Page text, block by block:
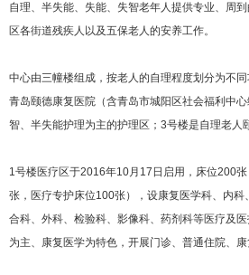
自理、半失能、失能、失智老年人提供专业、周
区各街道残疾人以及五保老人的安养工作。
中心由三幢楼组成，按老人的自理程度划分为不
青岛颐德康复医院（含青岛市城阳区社会福利中
智、半失能护理为主的护理区；3号楼是自理老人
1号楼医疗区于2016年10月17日启用，床位200
张，医疗专护床位100张），设康复医学科、内
合科、外科、检验科、影像科、药剂科等医疗及
为主、康复医学为特色，开展门诊、普通住院、康